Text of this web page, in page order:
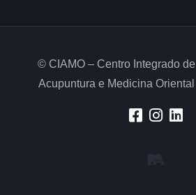
© CIAMO – Centro Integrado de
Acupuntura e Medicina Oriental